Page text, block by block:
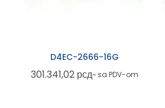
D4EC-2666-16G
301.341,02 рсд~ sa PDV-om